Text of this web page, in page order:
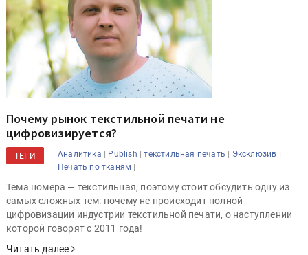
Почему рынок текстильной печати не
цифровизируется?
ТЕГИ Аналитика | Publish |текстильная печать | Эксклюзив |
Печать по тканям |
Тема номера — текстильная, поэтому стоит обсудить одну из
самых сложных тем: почему не происходит полной
цифровизации индустрии текстильной печати, о наступлении
которой говорят с 2011 года!
Читать далее